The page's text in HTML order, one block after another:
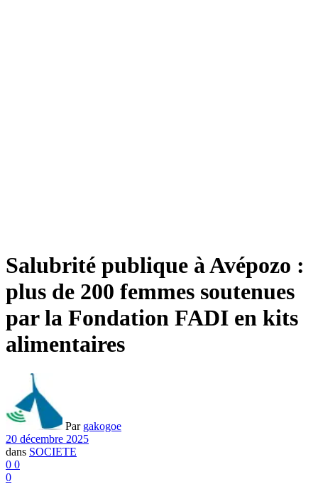
Salubrité publique à Avépozo :
plus de 200 femmes soutenues
par la Fondation FADI en kits
alimentaires
Par gakogoe
20 décembre 2025
dans SOCIETE
0 0
0